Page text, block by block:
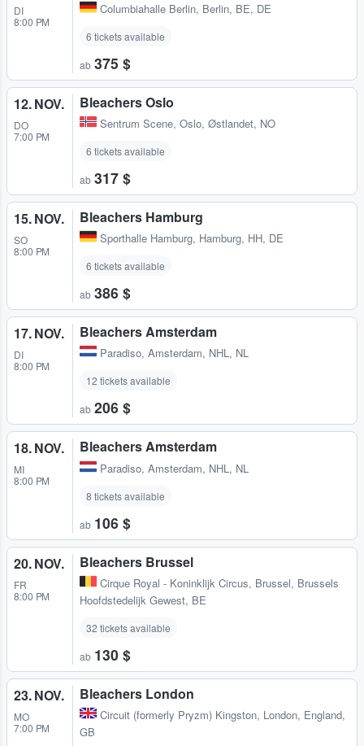
DI
8:00 PM
Columbiahalle Berlin, Berlin, BE, DE
6 tickets available
ab 375 $
12. NOV.
DO
7:00 PM
Bleachers Oslo
Sentrum Scene, Oslo, Østlandet, NO
6 tickets available
ab 317 $
15. NOV.
SO
8:00 PM
Bleachers Hamburg
Sporthalle Hamburg, Hamburg, HH, DE
6 tickets available
ab 386 $
17. NOV.
DI
8:00 PM
Bleachers Amsterdam
Paradiso, Amsterdam, NHL, NL
12 tickets available
ab 206 $
18. NOV.
MI
8:00 PM
Bleachers Amsterdam
Paradiso, Amsterdam, NHL, NL
8 tickets available
ab 106 $
20. NOV.
FR
8:00 PM
Bleachers Brussel
Cirque Royal - Koninklijk Circus, Brussel, Brussels
Hoofdstedelijk Gewest, BE
32 tickets available
ab 130 $
23. NOV.
MO
7:00 PM
Bleachers London
Circuit (formerly Pryzm) Kingston, London, England,
GB